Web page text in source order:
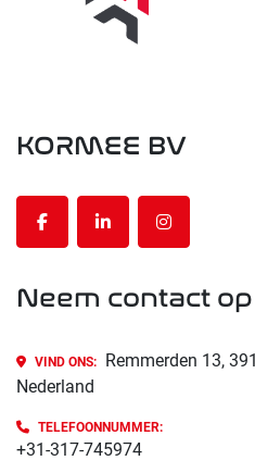
KORMEE BV
facebooklinkedininstagram
Neem contact op
VIND ONS:
Remmerden 13,
Nederland
TELEFOONNUMMER:
+31-317-745974